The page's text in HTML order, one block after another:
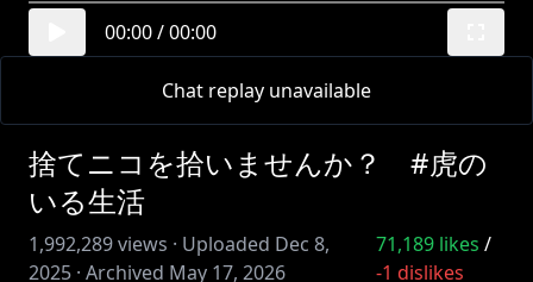
00:00/00:00
Chat replay unavailable
捨てニコを拾いませんか？ #虎の
いる生活
1,992,289views · Uploaded Dec 8,
2025 · Archived May 17, 2026
71,189likes /
-1 dislikes